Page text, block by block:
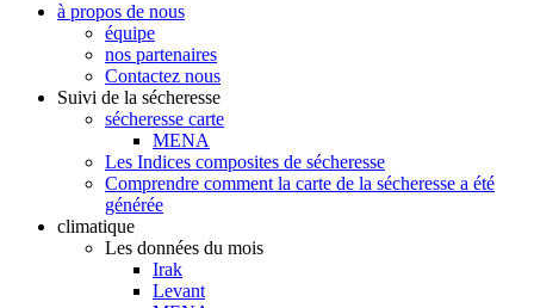
à propos de nous
équipe
nos partenaires
Contactez nous
Suivi de la sécheresse
sécheresse carte
MENA
Les Indices composites de sécheresse
Comprendre comment la carte de la sécheresse a été
générée
climatique
Les données du mois
Irak
Levant